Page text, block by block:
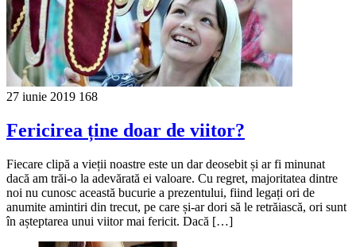
27 iunie 2019 168
Fericirea ține doar de viitor?
Fiecare clipă a vieții noastre este un dar deosebit și ar fi minunat
dacă am trăi-o la adevărată ei valoare. Cu regret, majoritatea dintre
noi nu cunosc această bucurie a prezentului, fiind legați ori de
anumite amintiri din trecut, pe care și-ar dori să le retrăiască, ori sunt
în așteptarea unui viitor mai fericit. Dacă […]